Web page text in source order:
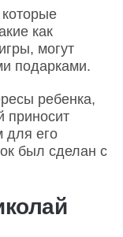
как
могут
подарками.
ребенка,
приносит
для его
был сделан с